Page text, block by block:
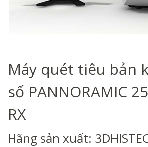
Máy quét tiêu bản
số PANNORAMIC
RX
Hãng sản xuất: